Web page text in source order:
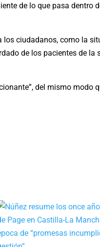
de lo que pasa dentro
los ciudadanos, como la
de los pacientes de la
del mismo modo